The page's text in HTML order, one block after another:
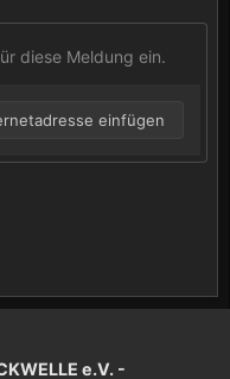
diese Meldung ein.
einfügen
e.V. -